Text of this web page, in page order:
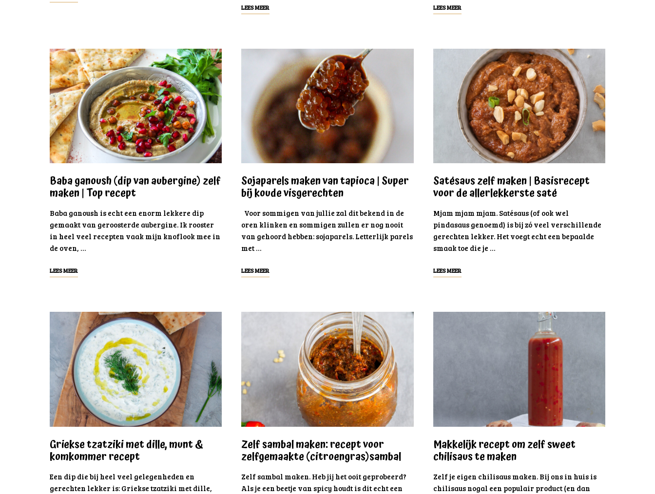
LEES MEER LEES MEER
Baba ganoush (dip van aubergine) zelf
maken | Top recept
Baba ganoush is echt een enorm lekkere dip
gemaakt van geroosterde aubergine. Ik rooster
in heel veel recepten vaak mijn knoflook mee in
de oven, …
LEES MEER
Sojaparels maken van tapioca | Super
bij koude visgerechten
Voor sommigen van jullie zal dit bekend in de
oren klinken en sommigen zullen er nog nooit
van gehoord hebben: sojaparels. Letterlijk parels
met …
LEES MEER
Satésaus zelf maken | Basisrecept
voor de allerlekkerste saté
Mjam mjam mjam. Satésaus (of ook wel
pindasaus genoemd) is bij zó veel verschillende
gerechten lekker. Het voegt echt een bepaalde
smaak toe die je …
LEES MEER
Griekse tzatziki met dille, munt &
komkommer recept
Een dip die bij heel veel gelegenheden en
gerechten lekker is: Griekse tzatziki met dille,
Zelf sambal maken: recept voor
zelfgemaakte (citroengras)sambal
Zelf sambal maken. Heb jij het ooit geprobeerd?
Als je een beetje van spicy houdt is dit echt een
Makkelijk recept om zelf sweet
chilisaus te maken
Zelf je eigen chilisaus maken. Bij ons in huis is
chilisaus nogal een populair product (en dan